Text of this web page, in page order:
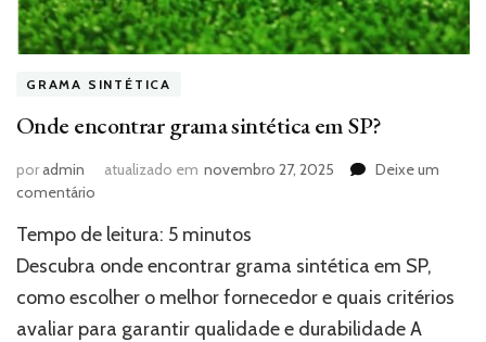
GRAMA SINTÉTICA
Onde encontrar grama sintética em SP?
poradmin atualizado em novembro 27, 2025
Deixe um
comentário
encontrar
grama
em
SP?
Tempo de leitura: 5 minutos
Descubra onde encontrar grama sintética em SP,
como escolher o melhor fornecedor e quais critérios
avaliar para garantir qualidade e durabilidade A